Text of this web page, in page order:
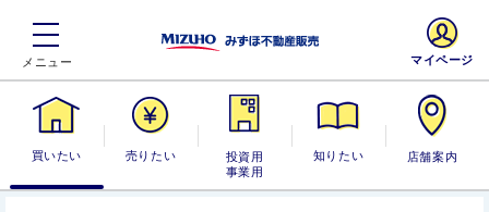
買いたい 売りたい
投資用・事業
用
知りたい 店舗案内
マイページ